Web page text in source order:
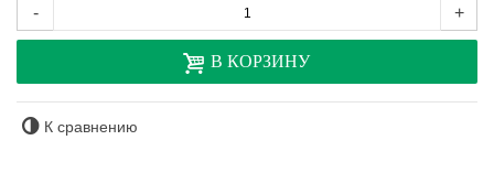
- +
В КОРЗИНУ
К сравнению